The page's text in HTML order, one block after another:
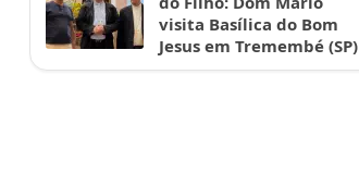
visita Basílica do Bom
Jesus em Tremembé (SP)